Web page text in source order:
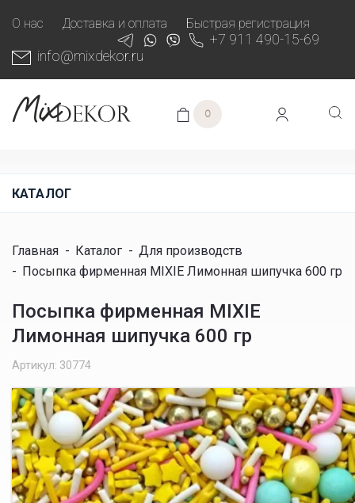
О нас Доставка и оплата Быстрая регистрация
+7 911 490-15-69
info@mixdekor.ru
0
КАТАЛОГ
Главная - Каталог - Для производств
- Посыпка фирменная MIXIE Лимонная шипучка 600 гр
Посыпка фирменная MIXIE
Лимонная шипучка 600 гр
Артикул: 30774